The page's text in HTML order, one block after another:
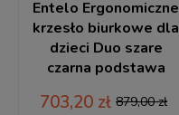
Entelo Ergonomiczne
krzesło biurkowe dla
dzieci Duo szare
czarna podstawa
703,20 zł 879,00 zł